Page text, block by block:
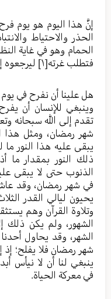
إنَّ هذا اليوم هو يوم
الحذر والاحتياط
الحمام وهو في غاية
فتطلب غرته[١] ليرجعوه
هل علينا أن نفرح في يوم
وينبغي للإنسان أن
تقدم إلى الله سبحانه
شهر رمضان، ومثل هذا
يبقى عليه هذا النور
ذلك النور بمقدار ما
الذنوب حتى لا يبقى
في شهر رمضان، وقد عاش
يحيون ليالي القدر
وتلاوة القرآن وهم
الشهور، ولم يكن ذلك
الشهر، وقد يحاول أحدنا
شهر رمضان فلا يفلح؛ إذ
ينبغي لنا أن لا نيأس
في معركة الحياة.